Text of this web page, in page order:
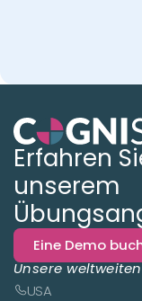
Erfahren
unserem
Eine Demo
Unsere
USA